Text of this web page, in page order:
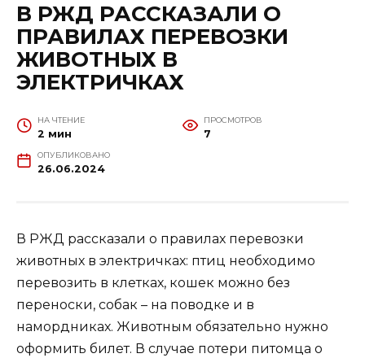
В РЖД РАССКАЗАЛИ О
ПРАВИЛАХ ПЕРЕВОЗКИ
ЖИВОТНЫХ В
ЭЛЕКТРИЧКАХ
НА ЧТЕНИЕ
2 мин
ПРОСМОТРОВ
7
ОПУБЛИКОВАНО
26.06.2024
В РЖД рассказали о правилах перевозки
животных в электричках: птиц необходимо
перевозить в клетках, кошек можно без
переноски, собак – на поводке и в
намордниках. Животным обязательно нужно
оформить билет. В случае потери питомца о